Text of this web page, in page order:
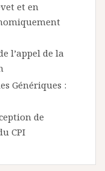
et en
l’appel de la
Génériques :
de
CPI